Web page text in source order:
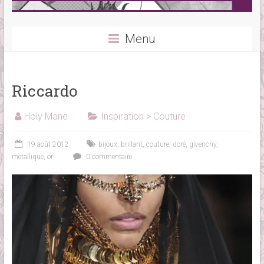
Menu
Riccardo
Holy Mane Inspiration > Couture
19 août 2012 bijoux, brillant, couture, doré, givenchy,
metallique, or 0 commentaire